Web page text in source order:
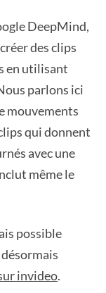
DeepMind,
créer des clips
en utilisant
parlons ici
mouvements
qui donnent
avec une
même le
possible
invideo.